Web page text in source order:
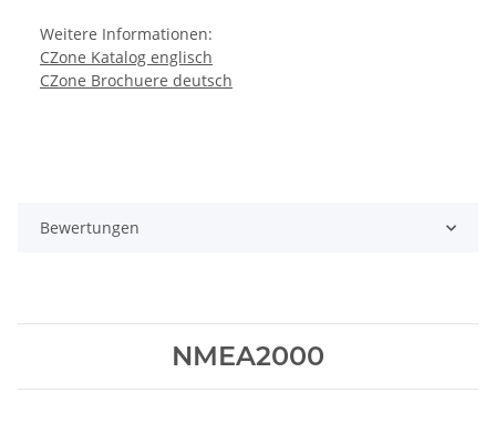
Weitere Informationen:
CZone Katalog englisch
CZone Brochuere deutsch
Bewertungen
NMEA2000